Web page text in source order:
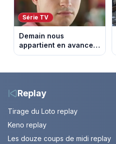
Série TV
Demain nous
appartient en avance:
Samuel perd le
août 2026.
Replay
Tirage du Loto replay
Keno replay
Les douze coups de midi replay